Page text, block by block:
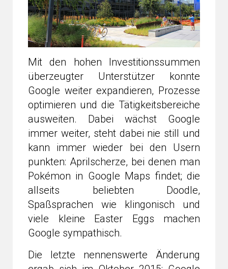
Mit den hohen Investitionssummen
überzeugter Unterstützer konnte
Google weiter expandieren, Prozesse
optimieren und die Tätigkeitsbereiche
ausweiten. Dabei wächst Google
immer weiter, steht dabei nie still und
kann immer wieder bei den Usern
punkten: Aprilscherze, bei denen man
Pokémon in Google Maps findet; die
allseits beliebten Doodle,
Spaßsprachen wie klingonisch und
viele kleine Easter Eggs machen
Google sympathisch.
Die letzte nennenswerte Änderung